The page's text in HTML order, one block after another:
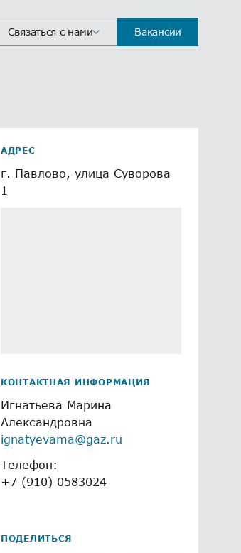
Связаться с нами Вакансии
АДРЕС
г. Павлово, улица Суворова
1
КОНТАКТНАЯ ИНФОРМАЦИЯ
Игнатьева Марина
Александровна
ignatyevama@gaz.ru
Телефон:
+7 (910) 0583024
ПОДЕЛИТЬСЯ